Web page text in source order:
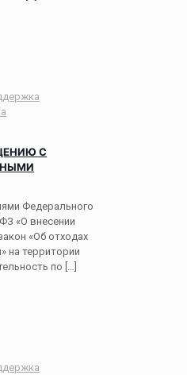
С
Федерального
«О внесении
«Об отходах
на территории
по […]